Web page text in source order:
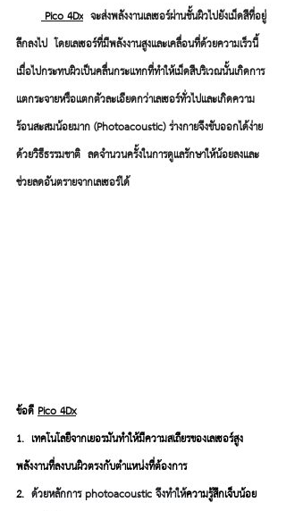
Pico 4Dx จะส่งพลังงานเลเซอร์ผ่านชั้นผิวไปยังเม็ดสีที่อยู่
ลึกลงไป  โดยเลเซอร์ที่มีพลังงานสูงและเคลื่อนที่ด้วยความเร็วนี้
เมื่อไปกระทบผิวเป็นคลื่นกระแทกที่ทำให้เม็ดสีบริเวณนั้นเกิดการ
แตกระจายหรือเเตกตัวละเอียดกว่าเลเซอร์ทั่วไปและเกิดความ
ร้อนสะสมน้อยมาก (Photoacoustic) ร่างกายจึงขับออกได้ง่าย
ด้วยวิธีธรรมชาติ  ลดจำนวนครั้งในการดูแลรักษาให้น้อยลงและ
ช่วยลดอันตรายจากเลเซอร์ได้
ข้อดีPico 4Dx
1. เทคโนโลยีจากเยอรมันทำให้มีความสเถียรของเลเซอร์สูง
พลังงานที่ลงบนผิวตรงกับตำแหน่งที่ต้องการ
2. ด้วยหลักการ photoacoustic จึงทำให้ความรู้สึกเจ็บน้อย